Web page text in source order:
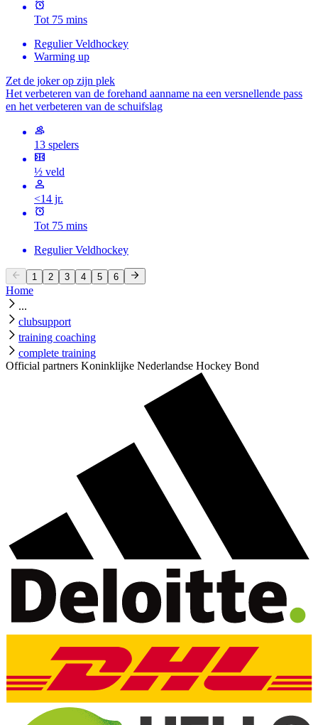
Tot 75 mins
Regulier Veldhockey
Warming up
Zet de joker op zijn plek
Het verbeteren van de forehand aanname na een versnellende pass
en het verbeteren van de schuifslag
13 spelers
½ veld
<14 jr.
Tot 75 mins
Regulier Veldhockey
1 2 3 4 5 6
Home
...
clubsupport
training coaching
complete training
Official partners Koninklijke Nederlandse Hockey Bond